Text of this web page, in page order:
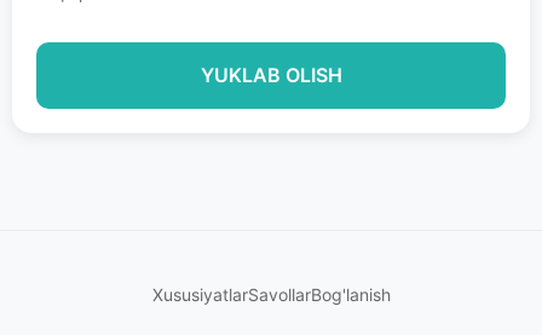
YUKLAB OLISH
XususiyatlarSavollarBog'lanish